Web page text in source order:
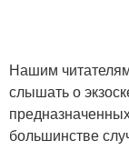
Нашим
слышать о
большинстве